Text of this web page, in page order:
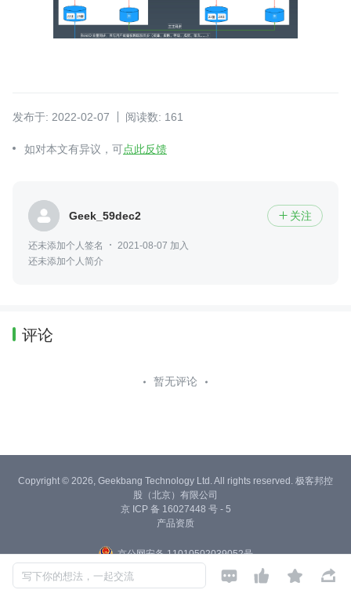
发布于: 2022-02-07 阅读数: 161
如对本文有异议，可点此反馈
Geek_59dec2  关注
还未添加个人签名
2021-08-07 加入
还未添加个人简介
评论
暂无评论
写下你的想法，一起交流    
Copyright © 2026, Geekbang Technology Ltd. All rights reserved. 极客邦控
股（北京）有限公司
京 ICP 备 16027448 号 - 5
产品资质
京公网安备 11010502039052号